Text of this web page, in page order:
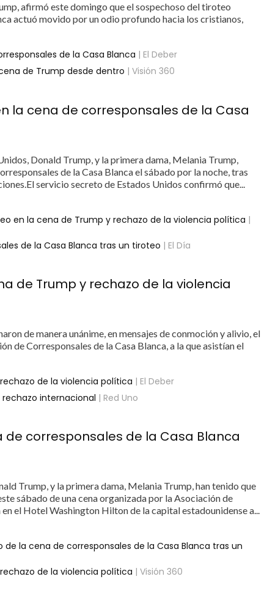
afirmó este domingo que el sospechoso del tiroteo
actuó movido por un odio profundo hacia los cristianos,
de la Casa Blanca | El Deber
de Trump desde dentro | Visión 360
la cena de corresponsales de la Casa
Donald Trump, y la primera dama, Melania Trump,
de la Casa Blanca el sábado por la noche, tras
servicio secreto de Estados Unidos confirmó que...
en la cena de Trump y rechazo de la violencia política |
de la Casa Blanca tras un tiroteo | El Día
de Trump y rechazo de la violencia
de manera unánime, en mensajes de conmoción y alivio, el
de Corresponsales de la Casa Blanca, a la que asistían el
de la violencia política | El Deber
internacional | Red Uno
corresponsales de la Casa Blanca
Trump, y la primera dama, Melania Trump, han tenido que
sábado de una cena organizada por la Asociación de
el Hotel Washington Hilton de la capital estadounidense a...
de la cena de corresponsales de la Casa Blanca tras un
de la violencia política | Visión 360